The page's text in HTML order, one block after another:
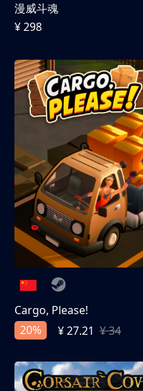
漫威斗魂
¥ 298
Cargo, Please!
20%
¥ 27.21 ¥ 34